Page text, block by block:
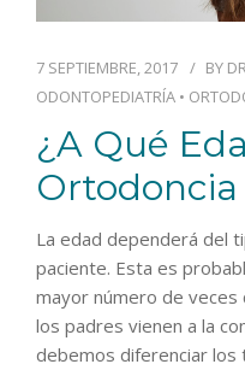
7 SEPTIEMBRE, 2017 BY
ODONTOPEDIATRÍA •
¿A Qué
Ortodoncia
La edad dependerá del
paciente. Esta es
mayor número de veces
los padres vienen a la
debemos diferenciar